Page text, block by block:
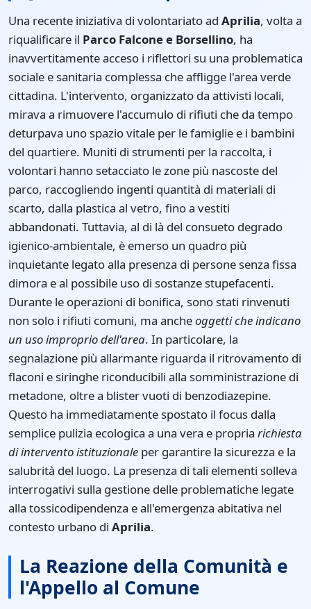
Una recente iniziativa di volontariato ad Aprilia, volta a
riqualificare il Parco Falcone e Borsellino, ha
inavvertitamente acceso i riflettori su una problematica
sociale e sanitaria complessa che affligge l'area verde
cittadina. L'intervento, organizzato da attivisti locali,
mirava a rimuovere l'accumulo di rifiuti che da tempo
deturpava uno spazio vitale per le famiglie e i bambini
del quartiere. Muniti di strumenti per la raccolta, i
volontari hanno setacciato le zone più nascoste del
parco, raccogliendo ingenti quantità di materiali di
scarto, dalla plastica al vetro, fino a vestiti
abbandonati. Tuttavia, al di là del consueto degrado
igienico-ambientale, è emerso un quadro più
inquietante legato alla presenza di persone senza fissa
dimora e al possibile uso di sostanze stupefacenti.
Durante le operazioni di bonifica, sono stati rinvenuti
non solo i rifiuti comuni, ma ancheoggetti che indicano
un uso improprio dell'area. In particolare, la
segnalazione più allarmante riguarda il ritrovamento di
flaconi e siringhe riconducibili alla somministrazione di
metadone, oltre a blister vuoti di benzodiazepine.
Questo ha immediatamente spostato il focus dalla
semplice pulizia ecologica a una vera e propria richiesta
di intervento istituzionale per garantire la sicurezza e la
salubrità del luogo. La presenza di tali elementi solleva
interrogativi sulla gestione delle problematiche legate
alla tossicodipendenza e all'emergenza abitativa nel
contesto urbano di Aprilia.
La Reazione della Comunità e
l'Appello al Comune